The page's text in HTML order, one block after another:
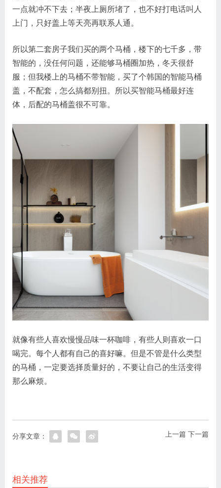
一点就冲不下去；半夜上厕所堵了，也不好打电话叫人
上门，只好盖上等天亮再联系人通。
所以第二套房子我们买的两个马桶，楼下的七千多，带
智能的，没任何问题，还能够马桶圈加热，冬天很舒
服；但我楼上的马桶不带智能，买了个韩国的智能马桶
盖，不配套，怎么搞都别扭。所以买智能马桶最好连
体，后配的马桶盖很不可靠。
就像有些人喜欢慢慢品味一杯咖啡，有些人则喜欢一口
喝完。每个人都有自己的喜好嘛。但是不管是什么类型
的马桶，一定要选择质量好的，不要让自己的生活变得
那么麻烦。
上一篇 下一篇
分享文章：
相关推荐